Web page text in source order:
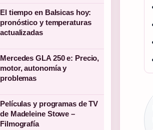
El tiempo en Balsicas hoy:
pronóstico y temperaturas
actualizadas
Mercedes GLA 250 e: Precio,
motor, autonomía y
problemas
Películas y programas de TV
de Madeleine Stowe –
Filmografía